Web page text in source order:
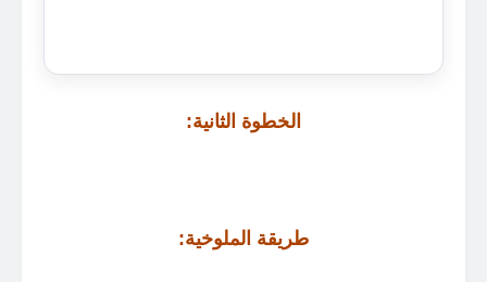
الخطوة الثانية:
طريقة الملوخية: